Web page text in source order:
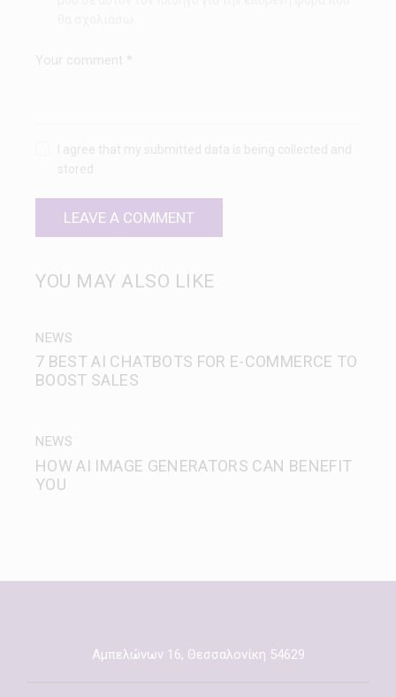
I agree that my submitted data is being collected and
stored.
YOU MAY ALSO LIKE
NEWS
7 BEST AI CHATBOTS FOR E-COMMERCE TO
BOOST SALES
NEWS
HOW AI IMAGE GENERATORS CAN BENEFIT
YOU
Αμπελώνων 16, Θεσσαλονίκη 54629